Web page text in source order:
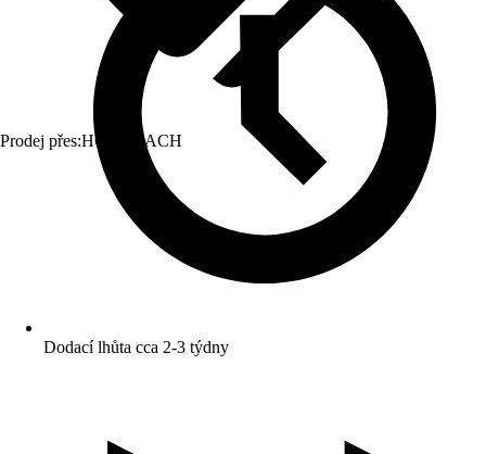
Prodej přes:HORNBACH
Dodací lhůta cca 2-3 týdny